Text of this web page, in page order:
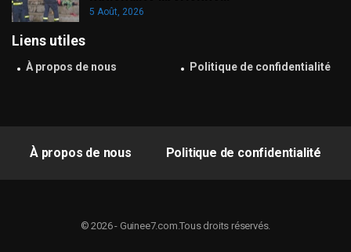
5 Août, 2026
Liens utiles
À propos de nous Politique de confidentialité
À propos de nous Politique de confidentialité
© 2026 - Guinee7.com.Tous droits réservés.